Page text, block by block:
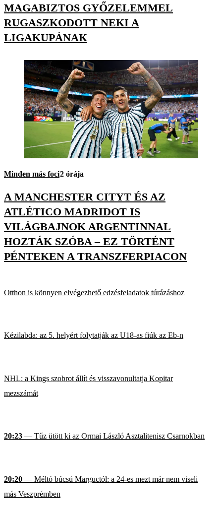
MAGABIZTOS GYŐZELEMMEL
RUGASZKODOTT NEKI A
LIGAKUPÁNAK
Minden más foci2 órája
A MANCHESTER CITYT ÉS AZ
ATLÉTICO MADRIDOT IS
VILÁGBAJNOK ARGENTINNAL
HOZTÁK SZÓBA – EZ TÖRTÉNT
PÉNTEKEN A TRANSZFERPIACON
Otthon is könnyen elvégezhető edzésfeladatok túrázáshoz
Kézilabda: az 5. helyért folytatják az U18-as fiúk az Eb-n
NHL: a Kings szobrot állít és visszavonultatja Kopitar
mezszámát
20:23 — Tűz ütött ki az Ormai László Asztalitenisz Csarnokban
20:20 — Méltó búcsú Marguctól: a 24-es mezt már nem viseli
más Veszprémben